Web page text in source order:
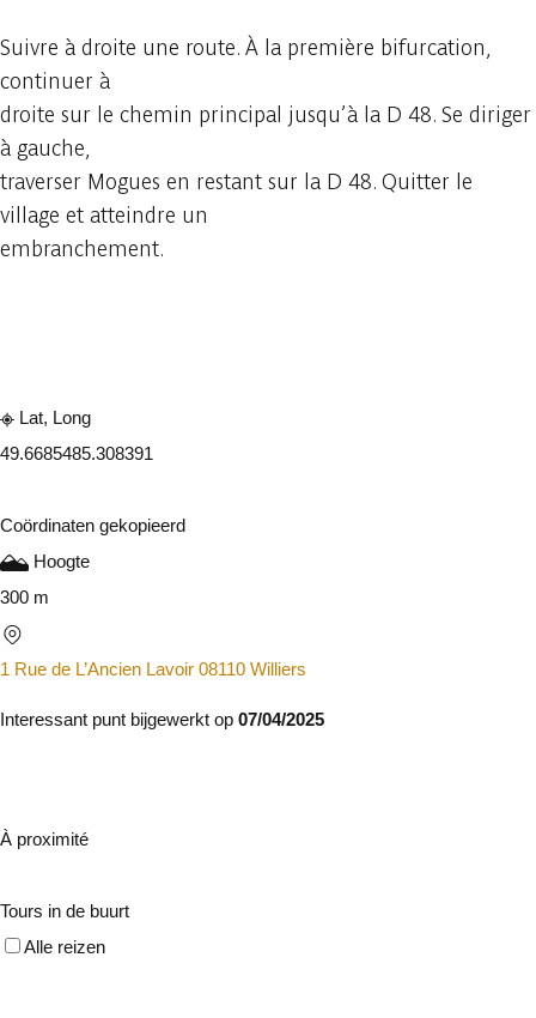
Suivre à droite une route. À la première bifurcation,
continuer à
droite sur le chemin principal jusqu’à la D 48. Se diriger
à gauche,
traverser Mogues en restant sur la D 48. Quitter le
village et atteindre un
embranchement.
Lat, Long
49.6685485.308391
Coördinaten gekopieerd
Hoogte
300 m
1 Rue de L’Ancien Lavoir 08110 Williers
Interessant punt bijgewerkt op 07/04/2025
À proximité
Tours in de buurt
Alle reizen